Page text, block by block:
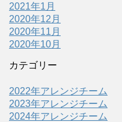
2021年1月
2020年12月
2020年11月
2020年10月
カテゴリー
2022年アレンジチーム
2023年アレンジチーム
2024年アレンジチーム